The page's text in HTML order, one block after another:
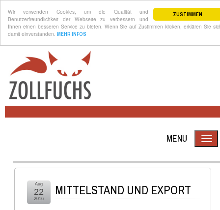
ZUSTIMMEN
Wir verwenden Cookies, um die Qualität und
Benutzerfreundlichkeit der Webseite zu verbessern und
Ihnen einen besseren Service zu bieten. Wenn Sie auf Zustimmen klicken, erklären Sie
damit einverstanden. MEHR INFOS
MENU
MITTELSTAND UND EXPORT
Aug
22
2016